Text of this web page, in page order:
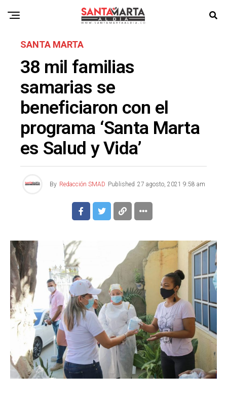
SANTA MARTA
38 mil familias
samarias se
beneficiaron con el
programa ‘Santa Marta
es Salud y Vida’
By Redacción SMAD Published 27 agosto, 2021 9:58 am